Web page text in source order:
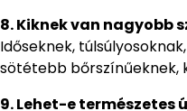
8. Kiknek van nagyobb
Időseknek,
sötétebb bőrszínűeknek,
9. Lehet-e